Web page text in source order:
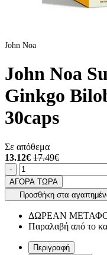
John Noa
John Noa
Ginkgo
30caps
Σε απόθεμα
13.12€ 17.49€
Ποσότητα
-product.increase.quantity
ΑΓΟΡΑ ΤΩΡΑ
Προσθήκη στα
ΔΩΡΕΑΝ
Παραλαβή από το
Περιγραφή